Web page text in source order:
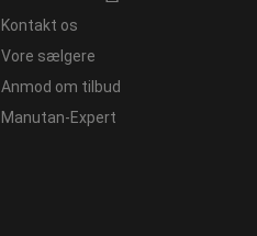
Kontakt os
Vore sælgere
Anmod om tilbud
Manutan-Expert